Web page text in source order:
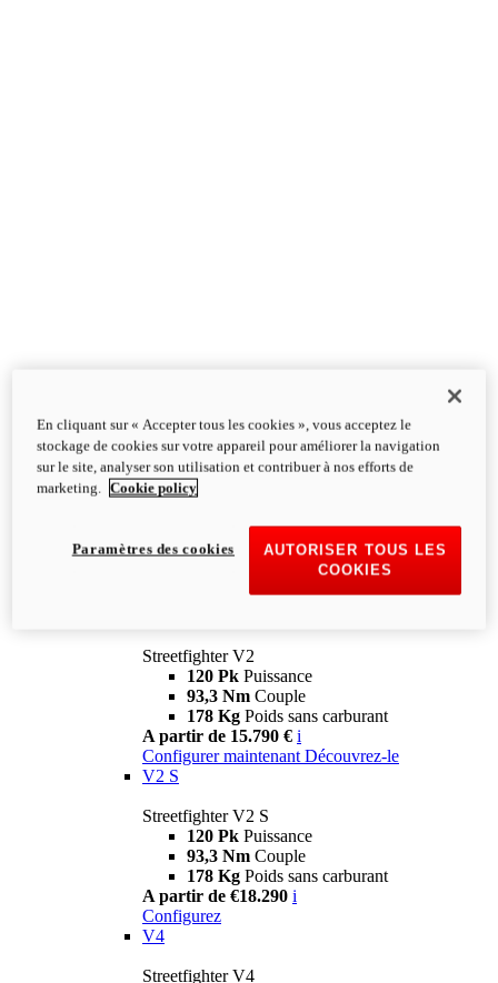
Streetfighter V2
120 Pk Puissance
93,3 Nm Couple
178 Kg Poids sans carburant
A partir de 15.790 € i
Configurer maintenant Découvrez-le
V2 S
Streetfighter V2 S
120 Pk Puissance
93,3 Nm Couple
178 Kg Poids sans carburant
A partir de €18.290 i
Configurez
V4
Streetfighter V4
En cliquant sur « Accepter tous les cookies », vous acceptez le
stockage de cookies sur votre appareil pour améliorer la navigation
sur le site, analyser son utilisation et contribuer à nos efforts de
marketing.
Cookie policy
AUTORISER TOUS LES
COOKIES
Paramètres des cookies